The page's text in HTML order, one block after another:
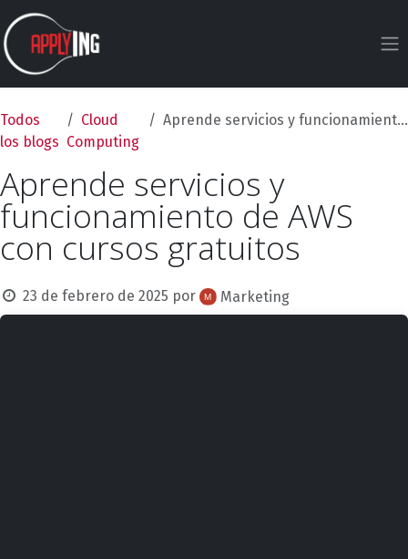
Ir al contenido
Todos
los blogs
Cloud
Computing
Aprende servicios y funcionamiento de AWS con cursos gratuitos
Aprende servicios y
funcionamiento de AWS
con cursos gratuitos
23 de febrero de 2025 por Marketing